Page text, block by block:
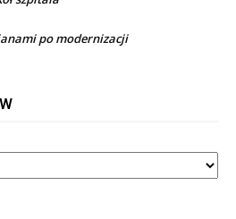
po modernizacji